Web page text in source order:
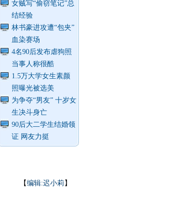
女贼写“偷窃笔记”总
结经验
林书豪进攻遭“包夹”
血染赛场
4名90后发布虐狗照
当事人称很酷
1.5万大学女生素颜
照曝光被选美
为争夺“男友” 十岁女
生决斗身亡
90后大二学生结婚领
证 网友力挺
【编辑:迟小莉 】